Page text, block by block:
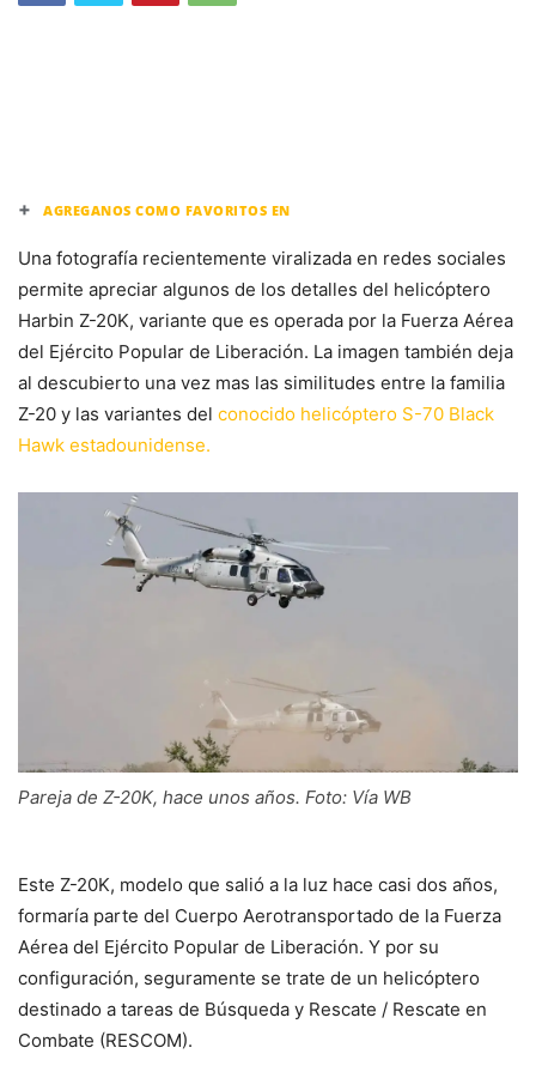
+ AGREGANOS COMO FAVORITOS EN
Una fotografía recientemente viralizada en redes sociales
permite apreciar algunos de los detalles del helicóptero
Harbin Z-20K, variante que es operada por la Fuerza Aérea
del Ejército Popular de Liberación. La imagen también deja
al descubierto una vez mas las similitudes entre la familia
Z-20 y las variantes del conocido helicóptero S-70 Black
Hawk estadounidense.
Pareja de Z-20K, hace unos años. Foto: Vía WB
Este Z-20K, modelo que salió a la luz hace casi dos años,
formaría parte del Cuerpo Aerotransportado de la Fuerza
Aérea del Ejército Popular de Liberación. Y por su
configuración, seguramente se trate de un helicóptero
destinado a tareas de Búsqueda y Rescate / Rescate en
Combate (RESCOM).